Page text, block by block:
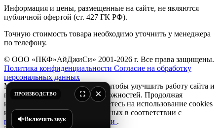
Информация и цены, размещенные на сайте, не являются
публичной офертой (ст. 427 ГК РФ).
Точную стоимость товара необходимо уточнить у менеджера
по телефону.
© ООО «ПКФ»АйДжиСи» 2001-2026 г. Все права защищены.
Политика конфиденциальности Согласие на обработку
персональных данных
Мы используем файлыcookie , чтобы улучшить работу сайта и
предоставить вам больше возможностей. Продолжая
использовать сайт, вы соглашаетесь на использование cookies
и обработку персональных данных в соответствии с
политикой конфиденциальности .
ПРОИЗВОДСТВО ×
Включить звук